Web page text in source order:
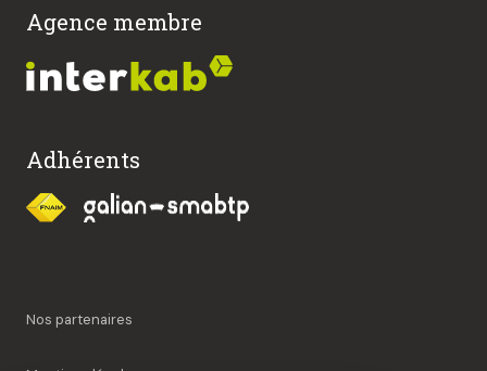
Agence membre
Adhérents
Nos partenaires